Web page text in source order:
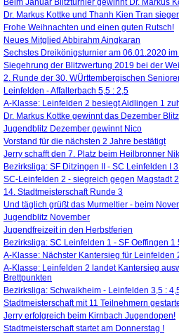
Beim Januar Blitzturnier gewinnt Dr. Markus
Dr. Markus Kottke und Thanh Kien Tran
Frohe Weihnachten und einen guten Rutsch!
Neues Mitglied Abbirahm Aingkaran
Sechstes Dreikönigsturnier am 06.01.2020
Siegehrung der Blitzwertung 2019 bei der
2. Runde der 30. WÜrttembergischen
Leinfelden - Affalterbach 5,5 : 2,5
A-Klasse: Leinfelden 2 besiegt Aidlingen 1
Dr. Markus Kottke gewinnt das Dezember
Jugendblitz Dezember gewinnt Nico
Vorstand für die nächsten 2 Jahre bestätigt
Jerry schafft den 7. Platz beim Heilbronner
Bezirksliga: SF Ditzingen II - SC Leinfelden I
SC-Leinfelden 2 - siegreich gegen Magstadt 2
14. Stadtmeisterschaft Runde 3
Und täglich grüßt das Murmeltier - beim
Jugendblitz November
Jugendfreizeit in den Herbstferien
Bezirksliga: SC Leinfelden 1 - SF Oeffingen 1
A-Klasse: Nächster Kantersieg für Leinfelden
A-Klasse: Leinfelden 2 landet Kantersieg
Brettpunkten
Bezirksliga: Schwaikheim - Leinfelden 3,5 :
Stadtmeisterschaft mit 11 Teilnehmern
Jerry erfolgreich beim Kirnbach Jugendopen!
Stadtmeisterschaft startet am Donnerstag !